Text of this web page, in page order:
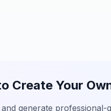
Create Your
generate professional-